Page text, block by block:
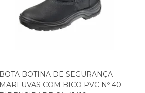
BOTA BOTINA DE SEGURANÇA
MARLUVAS COM BICO PVC Nº 40